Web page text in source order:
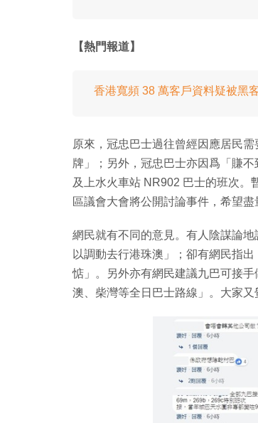
【熱門報道】
香港寬頻 38 萬客戶資料疑被黑
原來，冠忠巴士過往曾經因應居民
牌」；另外，冠忠巴士亦因爲「賺
及上水火車站 NR902 巴士的班次。
區議會大會將公開討論事件，希望盡
網民就有不同的意見。有人陰謀論
以調動去行港珠澳」；卻有網民指
惦」。另外亦有網民建議九巴可接
澳、柴灣等全日巴士路線」。大家又